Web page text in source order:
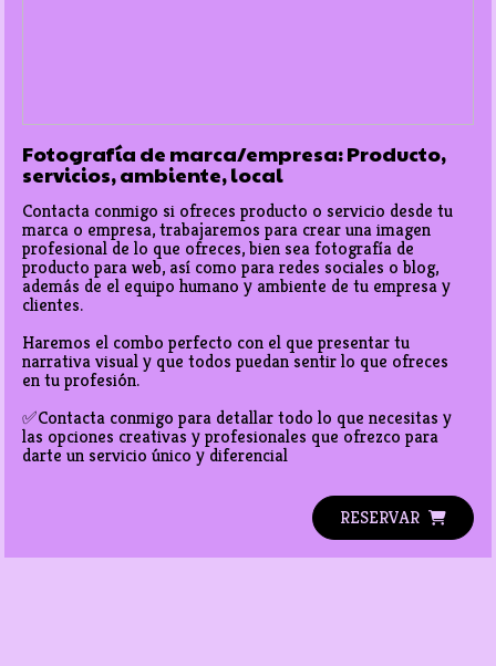
Fotografía de marca/empresa: Producto,
servicios, ambiente, local
Contacta conmigo si ofreces producto o servicio desde tu
marca o empresa, trabajaremos para crear una imagen
profesional de lo que ofreces, bien sea fotografía de
producto para web, así como para redes sociales o blog,
además de el equipo humano y ambiente de tu empresa y
clientes.
Haremos el combo perfecto con el que presentar tu
narrativa visual y que todos puedan sentir lo que ofreces
en tu profesión.
✅Contacta conmigo para detallar todo lo que necesitas y
las opciones creativas y profesionales que ofrezco para
darte un servicio único y diferencial
RESERVAR